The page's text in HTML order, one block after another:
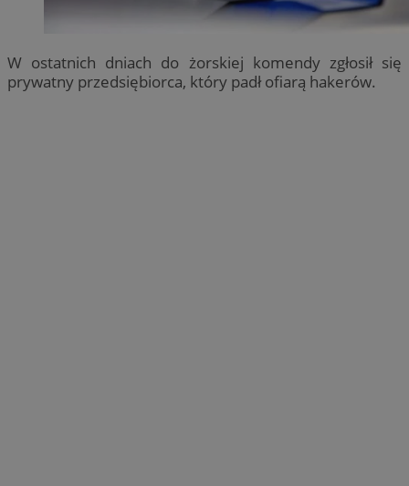
W ostatnich dniach do żorskiej komendy zgłosił się
prywatny przedsiębiorca, który padł ofiarą hakerów.